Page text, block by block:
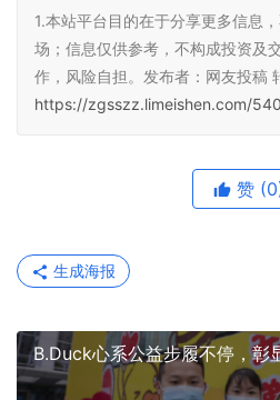
1.本站平台目的在于分享更多信息
场；信息仅供参考，不构成投资及
作，风险自担。发布者：网友投稿
https://zgsszz.limeishen.com/
赞
生成海报
B.Duck心系公益步履不停，彰